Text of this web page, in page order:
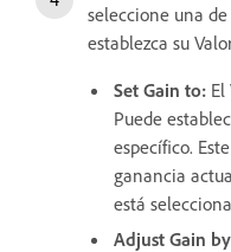
seleccione una
establezca su
Set Gain to: El
Puede
específico.
ganancia
está
Adjust Gain by